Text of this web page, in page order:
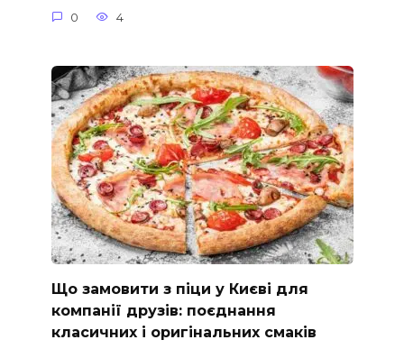
0 4
Що замовити з піци у Києві для
компанії друзів: поєднання
класичних і оригінальних смаків